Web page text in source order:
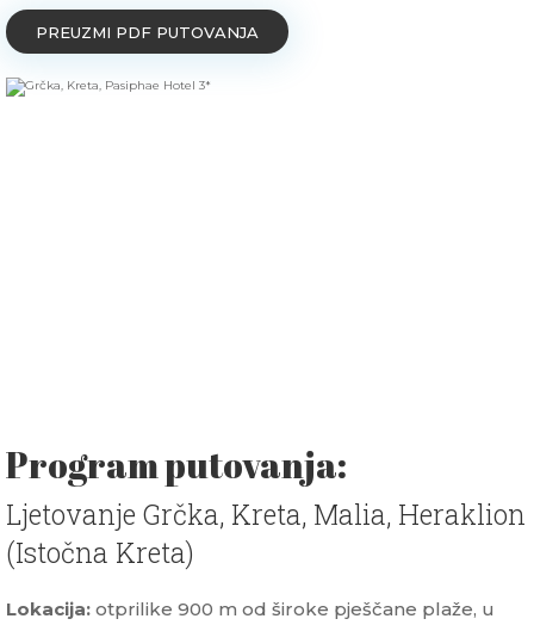
PREUZMI PDF PUTOVANJA
Program putovanja:
Ljetovanje Grčka, Kreta, Malia, Heraklion
(Istočna Kreta)
Lokacija: otprilike 900 m od široke pješčane plaže, u